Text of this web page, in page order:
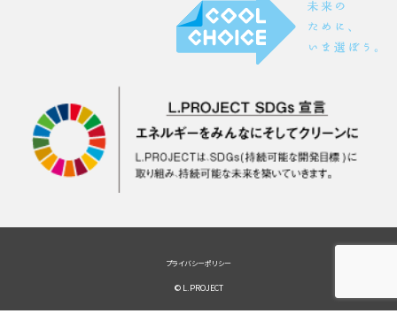
プライバシーポリシー
© L.PROJECT